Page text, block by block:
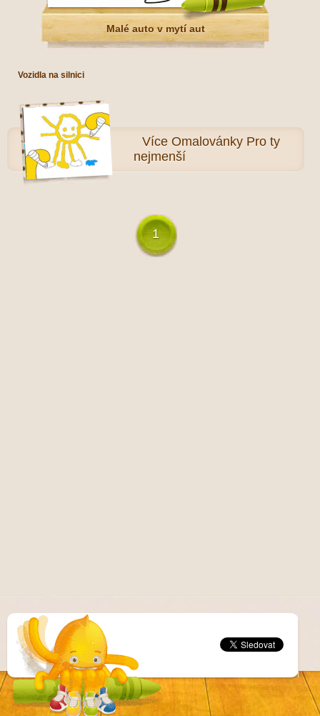
Malé auto v mytí aut
Vozidla na silnici
VíceOmalovánky Pro ty
nejmenší
1